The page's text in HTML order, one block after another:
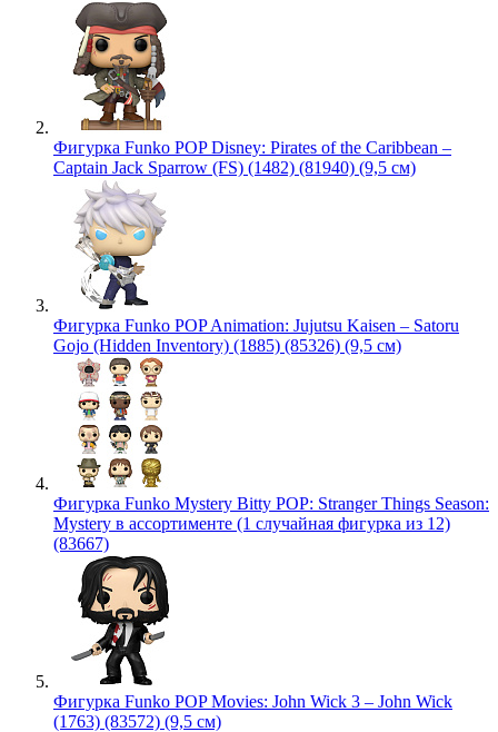
Фигурка Funko POP Disney: Pirates of the Caribbean –
Captain Jack Sparrow (FS) (1482) (81940) (9,5 см)
Фигурка Funko POP Animation: Jujutsu Kaisen – Satoru
Gojo (Hidden Inventory) (1885) (85326) (9,5 см)
Фигурка Funko Mystery Bitty POP: Stranger Things Season:
Mystery в ассортименте (1 случайная фигурка из 12)
(83667)
Фигурка Funko POP Movies: John Wick 3 – John Wick
(1763) (83572) (9,5 см)